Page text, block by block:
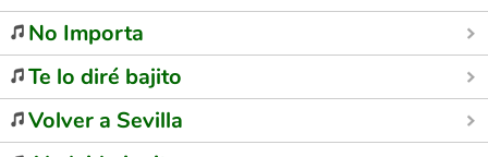
No Importa
Te lo diré bajito
Volver a Sevilla